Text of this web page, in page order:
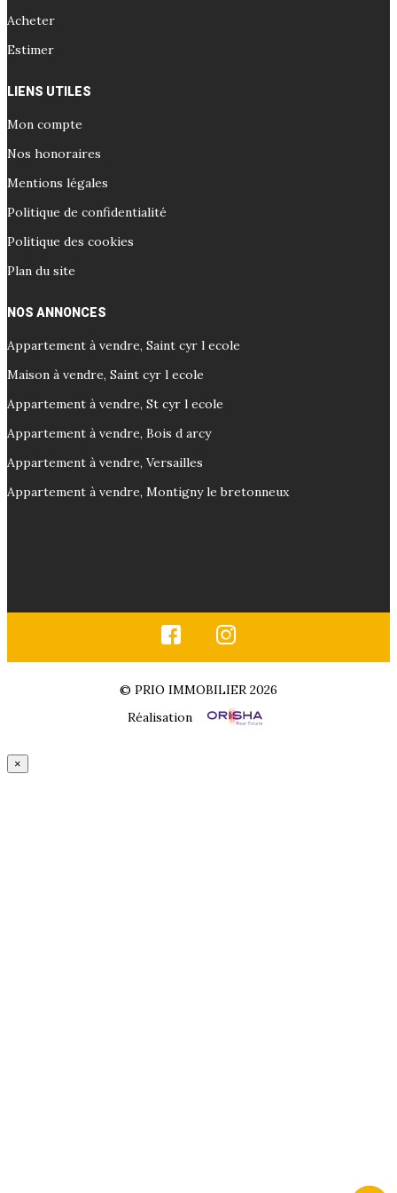
Acheter
Estimer
LIENS UTILES
Mon compte
Nos honoraires
Mentions légales
Politique de confidentialité
Politique des cookies
Plan du site
NOS ANNONCES
Appartement à vendre, Saint cyr l ecole
Maison à vendre, Saint cyr l ecole
Appartement à vendre, St cyr l ecole
Appartement à vendre, Bois d arcy
Appartement à vendre, Versailles
Appartement à vendre, Montigny le bretonneux
© PRIO IMMOBILIER 2026
Réalisation
×